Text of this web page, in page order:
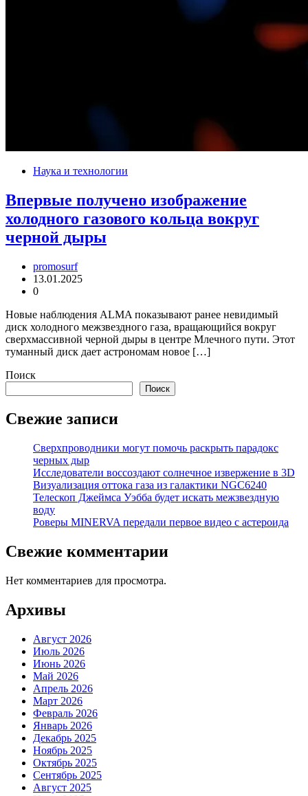
Наука и технологии
Впервые получено изображение
холодного газового кольца вокруг
черной дыры
promosurf
13.01.2025
0
Новые наблюдения ALMA показывают ранее невидимый
диск холодного межзвездного газа, вращающийся вокруг
сверхмассивной черной дыры в центре Млечного пути. Этот
туманный диск дает астрономам новое […]
Поиск
Поиск
Свежие записи
Сверхпроводники могут помочь раскрыть парадокс
черных дыр
Исследователи воссоздают солнечное извержение в 3D
Визуализация оттока газа из галактики NGC6240
Телескоп Джеймса Уэбба будет искать межзвездную
воду
Роверы MINERVA передали первое видео с астероида
Свежие комментарии
Нет комментариев для просмотра.
Архивы
Август 2026
Июль 2026
Июнь 2026
Май 2026
Апрель 2026
Март 2026
Февраль 2026
Январь 2026
Декабрь 2025
Ноябрь 2025
Октябрь 2025
Сентябрь 2025
Август 2025